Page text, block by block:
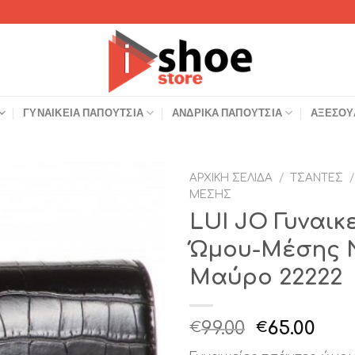
ΓΥΝΑΙΚΕΊΑ ΠΑΠΟΎΤΣΙΑ ΑΝΔΡΙΚΆ ΠΑΠΟΎΤΣΙΑ
ΑΡΧΙΚΉ ΣΕΛΊΔΑ / ΤΣΆΝΤΕΣ
/
ΜΈΣΗΣ
LUI JO
Ώμου-Μέσης
Μαύρο 22222
€99.00 Original
price
€65.00